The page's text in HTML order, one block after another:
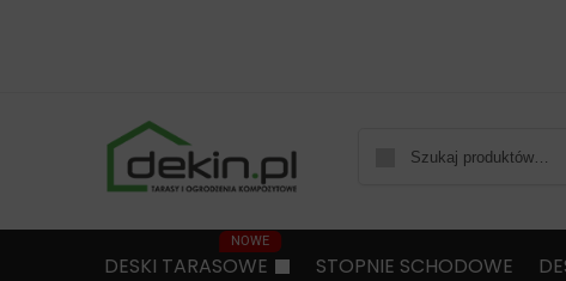
DESKI TARASOWE STOPNIE SCHODOWE